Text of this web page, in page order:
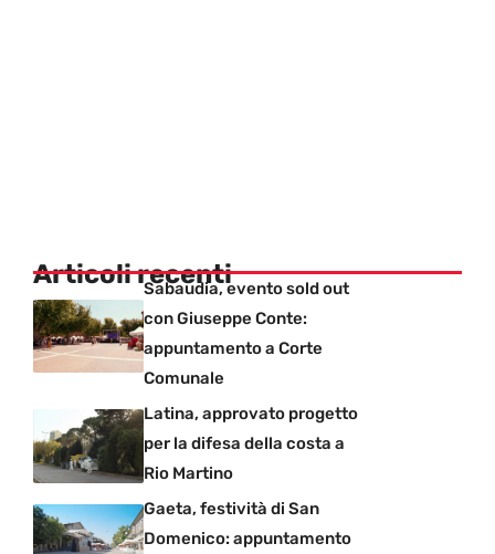
Articoli recentiSabaudia, evento sold out
con Giuseppe Conte:
appuntamento a Corte
Comunale
Latina, approvato progetto
per la difesa della costa a
Rio Martino
Gaeta, festività di San
Domenico: appuntamento